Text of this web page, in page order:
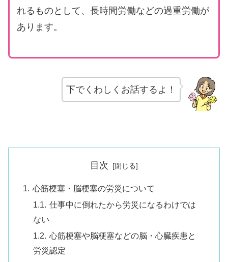
れるものとして、長時間労働などの過重労働が
あります。
下でくわしくお話するよ！
目次
心筋梗塞・脳梗塞の労災について
仕事中に倒れたから労災になるわけでは
ない
心筋梗塞や脳梗塞などの脳・心臓疾患と
労災認定